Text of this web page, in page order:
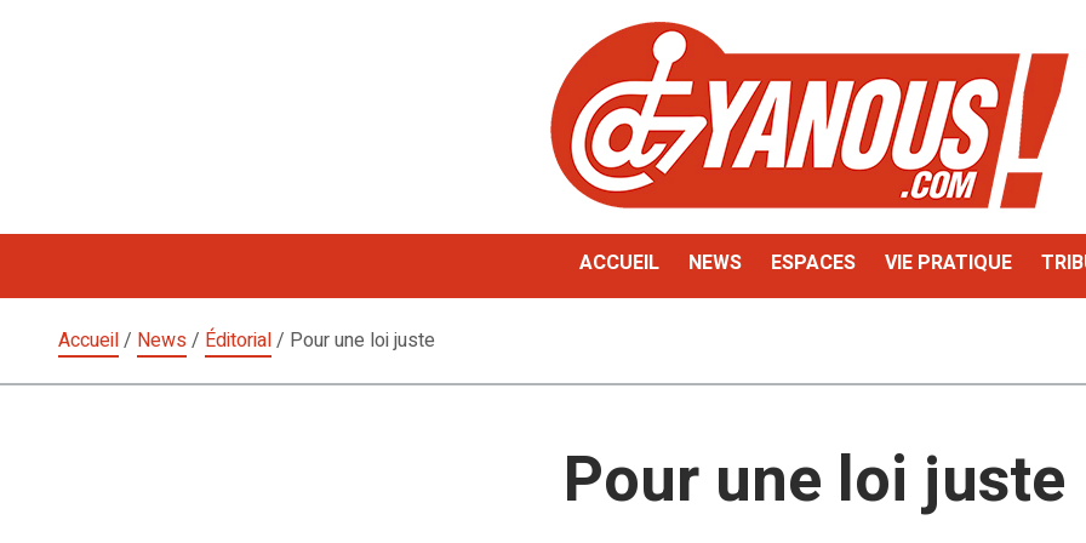
ACCUEIL NEWS ESPACES VIE PRATIQUE
Accueil/ News/ Éditorial/ Pour une loi juste
Pour une loi juste